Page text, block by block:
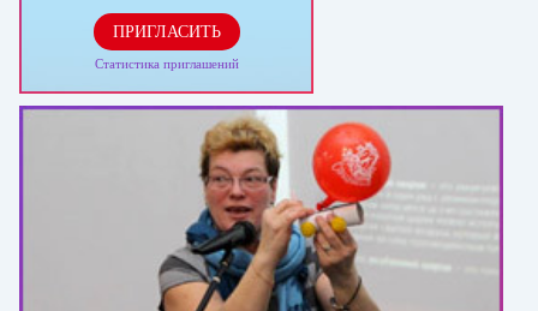
ПРИГЛАСИТЬ
Статистика приглашений